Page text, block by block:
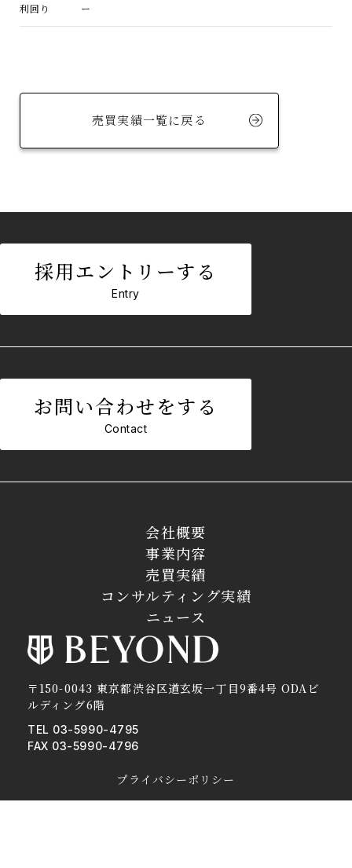
利回り ー
売買実績一覧に戻る
採用エントリーする
Entry
お問い合わせをする
Contact
〒150-0043 東京都渋谷区道玄坂一丁目9番4号 ODAビ
ルディング6階
TEL 03-5990-4795
FAX 03-5990-4796
会社概要
事業内容
売買実績
コンサルティング実績
ニュース
プライバシーポリシー